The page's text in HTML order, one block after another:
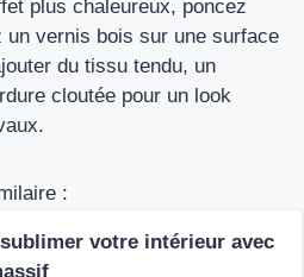
plus chaleureux, poncez
un vernis bois sur une surface
du tissu tendu, un
cloutée pour un look
:
votre intérieur avec